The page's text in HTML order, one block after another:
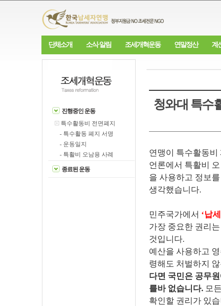
단체소개 소식·알림 조세개혁운동 연말정산 계
진행중인 운동
특수활동비 전면폐지
- 특수활동 폐지 서명
- 운동일지
- 특활비 오남용 사례
종료된 운동
청와대 특수
연맹이 특수활동비
언론에서 특활비
을 사용하고 정보
생각했습니다.
민주국가에서 ‘납
가장 중요한 권리는
것입니다.
예산을 사용하고
령해도 처벌하지
다면 국민은 공무
를바 없습니다. 모
확인할 권리가 있